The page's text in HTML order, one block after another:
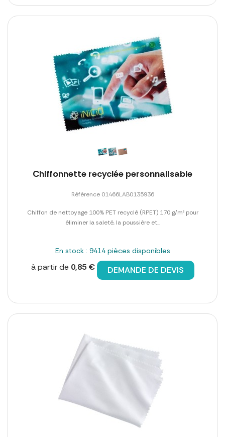
Chiffonnette recyclée personnalisable
Référence 01466LAB0135936
Chiffon de nettoyage 100% PET recyclé (RPET) 170 g/m² pour
éliminer la saleté, la poussière et...
En stock : 9414 pièces disponibles
à partir de 0,85 € DEMANDE DE DEVIS